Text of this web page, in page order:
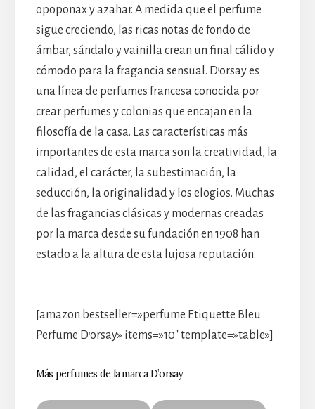
opoponax y azahar. A medida que el perfume
sigue creciendo, las ricas notas de fondo de
ámbar, sándalo y vainilla crean un final cálido y
cómodo para la fragancia sensual. D’orsay es
una línea de perfumes francesa conocida por
crear perfumes y colonias que encajan en la
filosofía de la casa. Las características más
importantes de esta marca son la creatividad, la
calidad, el carácter, la subestimación, la
seducción, la originalidad y los elogios. Muchas
de las fragancias clásicas y modernas creadas
por la marca desde su fundación en 1908 han
estado a la altura de esta lujosa reputación.
[amazon bestseller=»perfume Etiquette Bleu
Perfume D’orsay» items=»10″ template=»table»]
Más perfumes de la marca D’orsay